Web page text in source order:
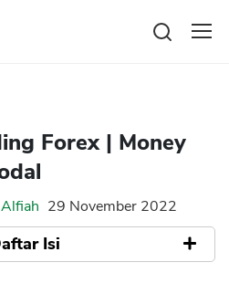
Forex | Money
29 November 2022
Isi